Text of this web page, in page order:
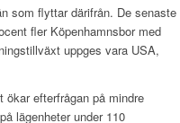
som flyttar därifrån. De senaste
fler Köpenhamnsbor med
uppges vara USA,
ökar efterfrågan på mindre
lägenheter under 110